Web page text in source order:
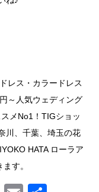
レス・カラードレス
～人気ウェディング
メNo1！TIGショッ
川、千葉、埼玉の花
HATA ローラア
す。